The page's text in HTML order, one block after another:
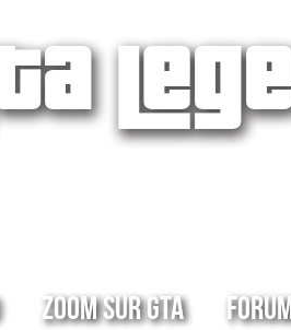
Zoom sur GTA